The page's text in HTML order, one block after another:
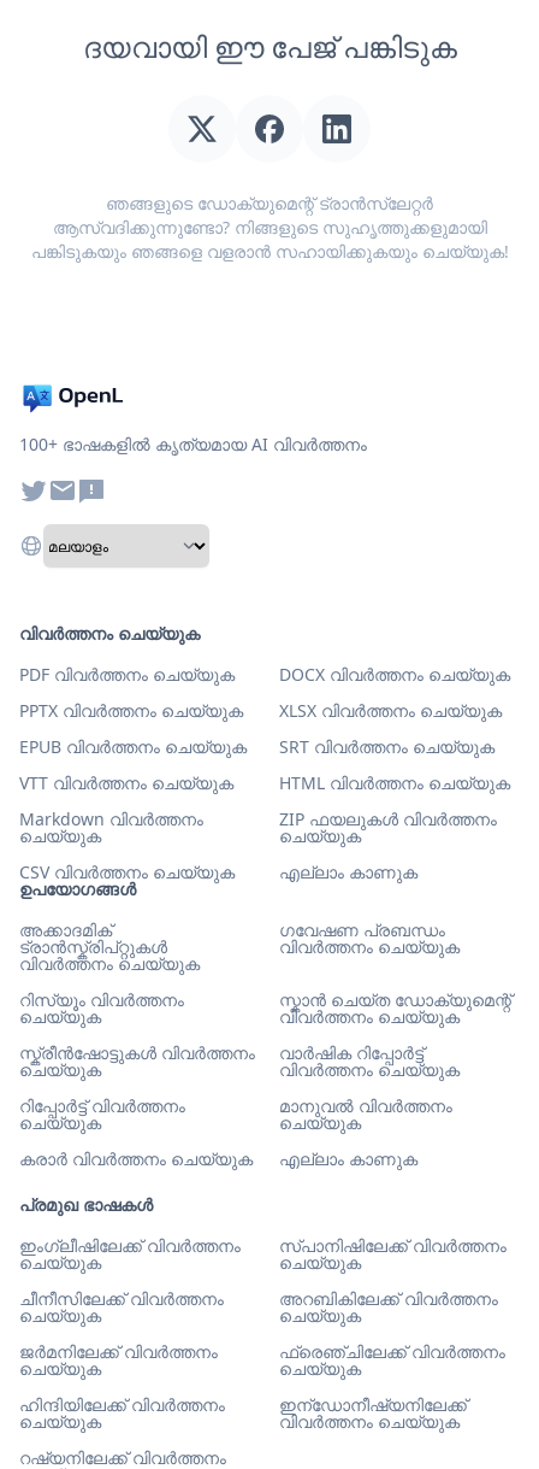
ദയവായി ഈ പേജ് പങ്കിടുക
ഞങ്ങളുടെ ഡോക്യുമെന്റ് ട്രാൻസ്ലേറ്റർ
ആസ്വദിക്കുന്നുണ്ടോ? നിങ്ങളുടെ സുഹൃത്തുക്കളുമായി
പങ്കിടുകയും ഞങ്ങളെ വളരാൻ സഹായിക്കുകയും ചെയ്യുക!
100+ ഭാഷകളിൽ കൃത്യമായ AI വിവർത്തനം
ഉപയോഗങ്ങൾ
അക്കാദമിക്
ട്രാൻസ്ക്രിപ്റ്റുകൾ
വിവർത്തനം ചെയ്യുക
ഗവേഷണ പ്രബന്ധം
വിവർത്തനം ചെയ്യുക
റിസ്യൂം വിവർത്തനം
ചെയ്യുക
സ്കാൻ ചെയ്ത ഡോക്യുമെന്റ്
വിവർത്തനം ചെയ്യുക
സ്ക്രീൻഷോട്ടുകൾ വിവർത്തനം
ചെയ്യുക
വാർഷിക റിപ്പോർട്ട്
വിവർത്തനം ചെയ്യുക
റിപ്പോർട്ട് വിവർത്തനം
ചെയ്യുക
മാനുവൽ വിവർത്തനം
ചെയ്യുക
കരാർ വിവർത്തനം ചെയ്യുക
എല്ലാം കാണുക
പ്രമുഖ ഭാഷകൾ
ഇംഗ്ലീഷിലേക്ക് വിവർത്തനം
ചെയ്യുക
സ്പാനിഷിലേക്ക് വിവർത്തനം
ചെയ്യുക
ചീനീസിലേക്ക് വിവർത്തനം
ചെയ്യുക
അറബികിലേക്ക് വിവർത്തനം
ചെയ്യുക
ജർമനിലേക്ക് വിവർത്തനം
ചെയ്യുക
ഫ്രെഞ്ചിലേക്ക് വിവർത്തനം
ചെയ്യുക
ഹിന്ദിയിലേക്ക് വിവർത്തനം
ചെയ്യുക
ഇന്ഡോനീഷ്യനിലേക്ക്
വിവർത്തനം ചെയ്യുക
റഷ്യനിലേക്ക് വിവർത്തനം
വിവർത്തനം ചെയ്യുക
PDF വിവർത്തനം ചെയ്യുക
DOCX വിവർത്തനം ചെയ്യുക
PPTX വിവർത്തനം ചെയ്യുക
XLSX വിവർത്തനം ചെയ്യുക
EPUB വിവർത്തനം ചെയ്യുക
SRT വിവർത്തനം ചെയ്യുക
VTT വിവർത്തനം ചെയ്യുക
HTML വിവർത്തനം ചെയ്യുക
Markdown വിവർത്തനം
ചെയ്യുക
ZIP ഫയലുകൾ വിവർത്തനം
ചെയ്യുക
CSV വിവർത്തനം ചെയ്യുക
എല്ലാം കാണുക